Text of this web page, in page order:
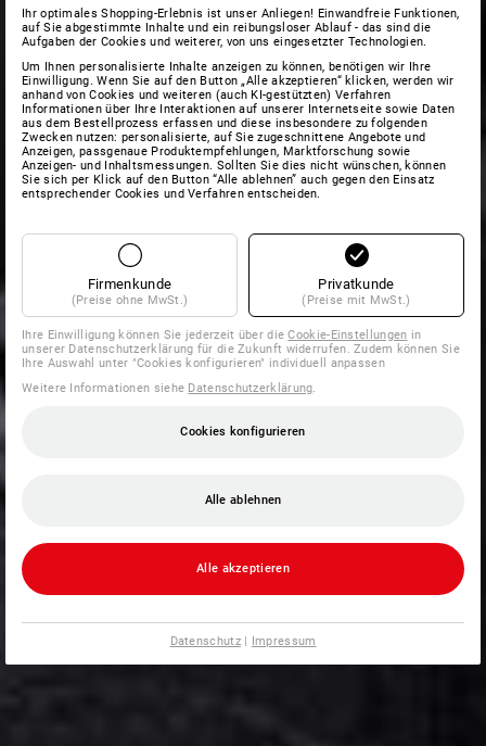
Ihr optimales Shopping-Erlebnis ist unser Anliegen! Einwandfreie Funktionen,
auf Sie abgestimmte Inhalte und ein reibungsloser Ablauf - das sind die
Aufgaben der Cookies und weiterer, von uns eingesetzter Technologien.
Um Ihnen personalisierte Inhalte anzeigen zu können, benötigen wir Ihre
Einwilligung. Wenn Sie auf den Button „Alle akzeptieren“ klicken, werden wir
anhand von Cookies und weiteren (auch KI-gestützten) Verfahren
Informationen über Ihre Interaktionen auf unserer Internetseite sowie Daten
aus dem Bestellprozess erfassen und diese insbesondere zu folgenden
Zwecken nutzen: personalisierte, auf Sie zugeschnittene Angebote und
Anzeigen, passgenaue Produktempfehlungen, Marktforschung sowie
Anzeigen- und Inhaltsmessungen. Sollten Sie dies nicht wünschen, können
Sie sich per Klick auf den Button “Alle ablehnen” auch gegen den Einsatz
entsprechender Cookies und Verfahren entscheiden.
Firmenkunde
(Preise ohne MwSt.)
Privatkunde
(Preise mit MwSt.)
Ihre Einwilligung können Sie jederzeit über dieCookie-Einstellungen in
unserer Datenschutzerklärung für die Zukunft widerrufen. Zudem können Sie
Ihre Auswahl unter "Cookies konfigurieren" individuell anpassen
Weitere Informationen siehe Datenschutzerklärung.
Cookies konfigurieren
Alle ablehnen
Alle akzeptieren
Datenschutz| Impressum